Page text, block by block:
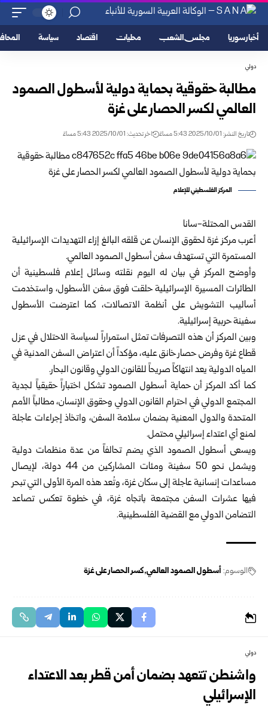
أخبار سوريا مجلس الشعب محليات اقتصاد سياسة
دولي
مطالبة حقوقية بحماية دولية لأسطول الصمود
العالمي لكسر الحصار على غزة
تاريخ النشر: 2025/10/01 5:43 مساءً اخر تحديث: 2025/10/01 5:43 مساءً
المركز الفلسطيني للإعلام
القدس المحتلة-سانا
أعرب مركز غزة لحقوق الإنسان عن قلقه البالغ إزاء التهديدات الإسرائيلية
المستمرة التي تستهدف سفن أسطول الصمود العالمي.
وأوضح المركز في بيان له اليوم نقلته وسائل إعلام فلسطينية أن
الطائرات المسيرة الإسرائيلية حلقت فوق سفن الأسطول، واستخدمت
أساليب التشويش على أنظمة الاتصالات، كما اعترضت الأسطول
سفينة حربية إسرائيلية.
وبين المركز أن هذه التصرفات تمثل استمراراً لسياسة الاحتلال في عزل
قطاع غزة وفرض حصار خانق عليه، مؤكداً أن اعتراض السفن المدنية في
المياه الدولية يعد انتهاكاً صريحاً للقانون الدولي وقانون البحار.
كما أكد المركز أن حماية أسطول الصمود تشكل اختباراً حقيقياً لجدية
المجتمع الدولي في احترام القانون الدولي وحقوق الإنسان، مطالباً الأمم
المتحدة والدول المعنية بضمان سلامة السفن، واتخاذ إجراءات عاجلة
لمنع أي اعتداء إسرائيلي محتمل.
ويسعى أسطول الصمود الذي يضم تحالفاً من عدة منظمات دولية
ويشمل نحو 50 سفينة ومئات المشاركين من 44 دولة، لإيصال
مساعدات إنسانية عاجلة إلى سكان غزة، وتُعد هذه المرة الأولى التي تبحر
فيها عشرات السفن مجتمعة باتجاه غزة، في خطوة تعكس تصاعد
التضامن الدولي مع القضية الفلسطينية.
الوسوم: أسطول الصمود العالمي كسر الحصار على غزة
دولي
واشنطن تتعهد بضمان أمن قطر بعد الاعتداء
الإسرائيلي